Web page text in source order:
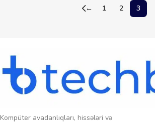
← 1 2 3
Kompüter avadanlıqları, hissələri və